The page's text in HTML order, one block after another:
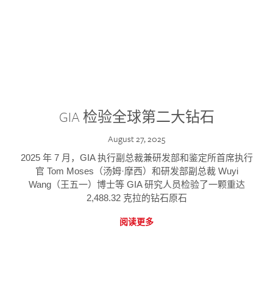
GIA 检验全球第二大钻石
August 27, 2025
2025 年 7 月，GIA 执行副总裁兼研发部和鉴定所首席执行
官 Tom Moses（汤姆·摩西）和研发部副总裁 Wuyi
Wang（王五一）博士等 GIA 研究人员检验了一颗重达
2,488.32 克拉的钻石原石
阅读更多